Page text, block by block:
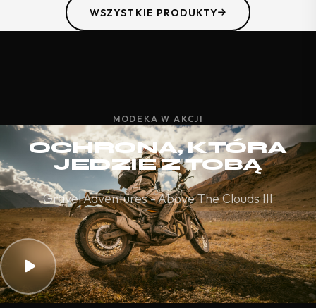
WSZYSTKIE PRODUKTY
MODEKA W AKCJI
OCHRONA, KTÓRA
JEDZIE Z TOBĄ
Gravel Adventures - Above The Clouds III